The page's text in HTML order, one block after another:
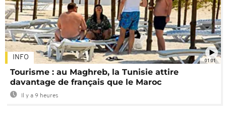
01:01
INFO
Tourisme : au Maghreb, la Tunisie attire
davantage de français que le Maroc
Il y a 9 heures